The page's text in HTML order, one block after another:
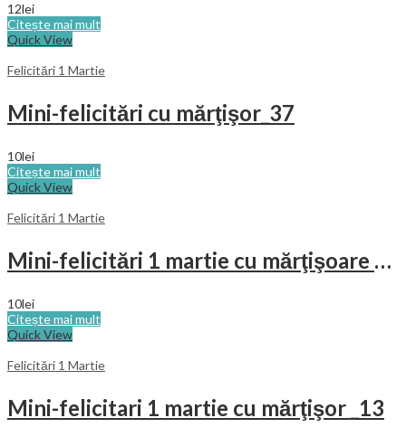
12lei
Citește mai mult
Quick View
Felicitări 1 Martie
Mini-felicitări cu mărţişor_37
10lei
Citește mai mult
Quick View
Felicitări 1 Martie
Mini-felicitări 1 martie cu mărţişoare _22
10lei
Citește mai mult
Quick View
Felicitări 1 Martie
Mini-felicitari 1 martie cu mărţişor _13